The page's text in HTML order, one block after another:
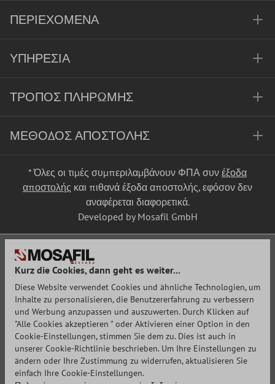
ΠΕΡΙΕΧΌΜΕΝΑ
ΥΠΗΡΕΣΊΑ
ΤΡΌΠΟΣ ΠΛΗΡΩΜΉΣ
ΜΈΘΟΔΟΣ ΑΠΟΣΤΟΛΉΣ
* Όλες οι τιμές συμπεριλαμβάνουν ΦΠΑ συν έξοδα
αποστολής και πιθανά έξοδα αποστολής, εφόσον δεν
αναφέρεται διαφορετικά.
Developed by Mosafil GmbH
Kurz die Cookies, dann geht es weiter...
Diese Website verwendet Cookies und ähnliche Technologien, um
Inhalte zu personalisieren, die Benutzererfahrung zu verbessern
und Werbung anzupassen und auszuwerten. Durch Klicken auf
"Alle Cookies akzeptieren " oder Aktivieren einer Option in den
Cookie-Einstellungen, stimmen Sie dem zu. Dies ist auch in
unserer Cookie-Richtlinie beschrieben. Um Ihre Einstellungen zu
ändern oder Ihre Zustimmung zu widerrufen, aktualisieren Sie
einfach Ihre Cookie-Einstellungen.